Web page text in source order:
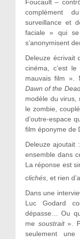
Foucault –
complément
surveillance et
faciale » qui se
s’anonymisent
Deleuze écrivait
cinéma, c’est
mauvais film ».
Dawn of the
modèle du virus,
le zombie,
d’outre-espace
film éponyme de
Deleuze ajoutait
ensemble dans
La réponse est
clichés, et rien
Dans une
Luc Godard
dépasse… Ou
me soustrait».
seulement